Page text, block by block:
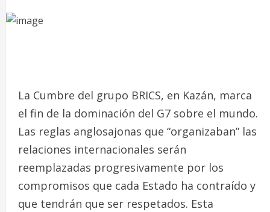
La Cumbre del grupo BRICS, en Kazán, marca
el fin de la dominación del G7 sobre el mundo.
Las reglas anglosajonas que “organizaban” las
relaciones internacionales serán
reemplazadas progresivamente por los
compromisos que cada Estado ha contraído y
que tendrán que ser respetados. Esta